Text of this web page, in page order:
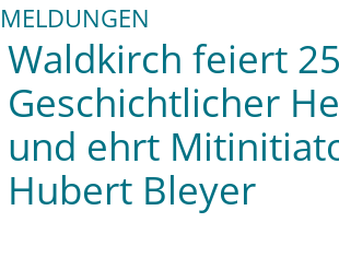
MELDUNGEN
Waldkirch feiert
Geschichtlicher
und ehrt
Hubert Bleyer